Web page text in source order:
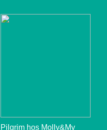
Pilgrim hos Molly&My